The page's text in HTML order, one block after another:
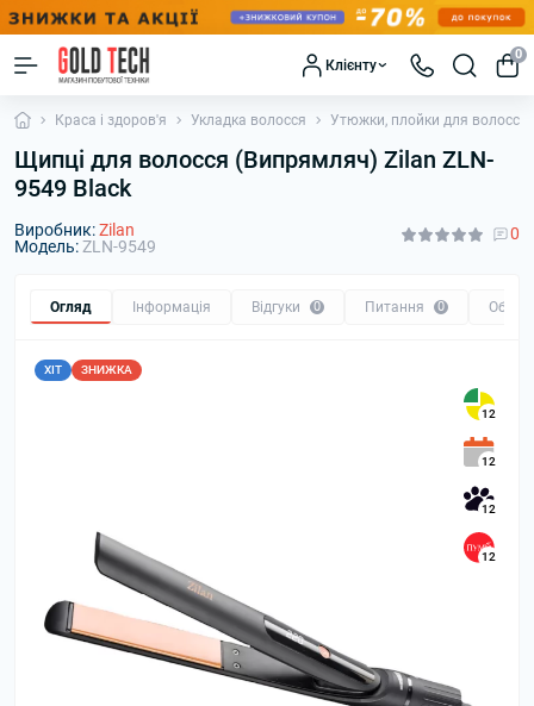
Клієнту
0
Краса і здоров'я Укладка волосся Утюжки, плойки для волосся
Щипці для волосся (Випрямляч) Zilan ZLN-
9549 Black
Виробник:Zilan
Модель:ZLN-9549
0
Огляд Інформація Відгуки 0 Питання 0 Обмін
ХІТ ЗНИЖКА
12
12
12
12